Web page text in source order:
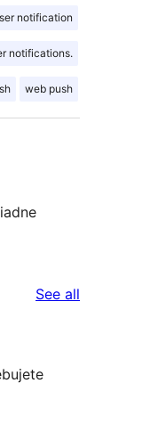
notification
notifications.
web push
See all